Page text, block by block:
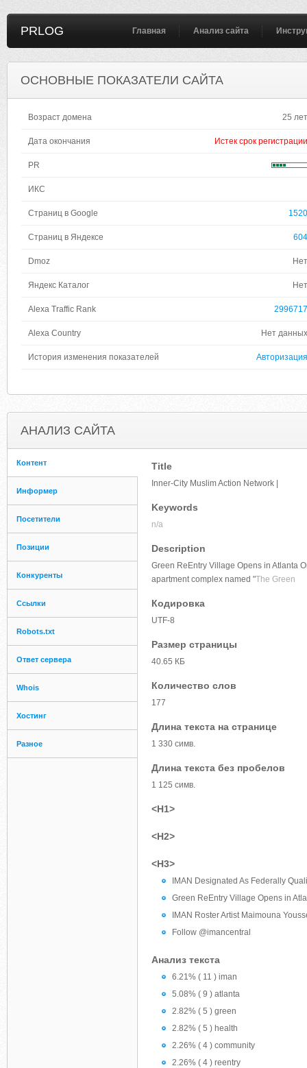
PRLOG Главная Анализ сайта
ОСНОВНЫЕ ПОКАЗАТЕЛИ САЙТА
Возраст домена 25 лет
Дата окончания Истек срок регистрации
PR
ИКС
Страниц в Google 1520
Страниц в Яндексе 604
Dmoz Нет
Яндекс Каталог Нет
Alexa Traffic Rank 2996717
Alexa Country Нет данных
История изменения показателей Авторизация
АНАЛИЗ САЙТА
Контент
Информер
Посетители
Позиции
Конкуренты
Ссылки
Robots.txt
Ответ сервера
Whois
Хостинг
Разное
Title
Inner-City Muslim Action Network |
Keywords
n/a
Description
Green ReEntry Village Opens in Atlanta
apartment complex named "The Green
Кодировка
UTF-8
Размер страницы
40.65 КБ
Количество слов
177
Длина текста на странице
1 330 симв.
Длина текста без пробелов
1 125 симв.
<H1>
<H2>
<H3>
IMAN Designated As Federally
Green ReEntry Village Opens in
IMAN Roster Artist Maimouna
Follow @imancentral
Анализ текста
6.21% ( 11 ) iman
5.08% ( 9 ) atlanta
2.82% ( 5 ) green
2.82% ( 5 ) health
2.26% ( 4 ) community
2.26% ( 4 ) reentry